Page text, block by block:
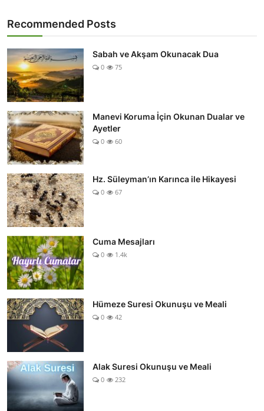
Recommended Posts
Sabah ve Akşam Okunacak Dua
0 75
Manevi Koruma İçin Okunan Dualar ve
Ayetler
0 60
Hz. Süleyman’ın Karınca ile Hikayesi
0 67
Cuma Mesajları
0 1.4k
Hümeze Suresi Okunuşu ve Meali
0 42
Alak Suresi Okunuşu ve Meali
0 232